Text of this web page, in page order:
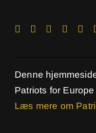
Denne
Patriots for
Læs mere om